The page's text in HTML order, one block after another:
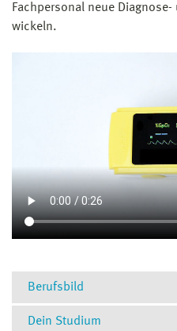
Fachpersonal neue
wickeln.
Berufsbild
Deine Perspektive
Dein Studium